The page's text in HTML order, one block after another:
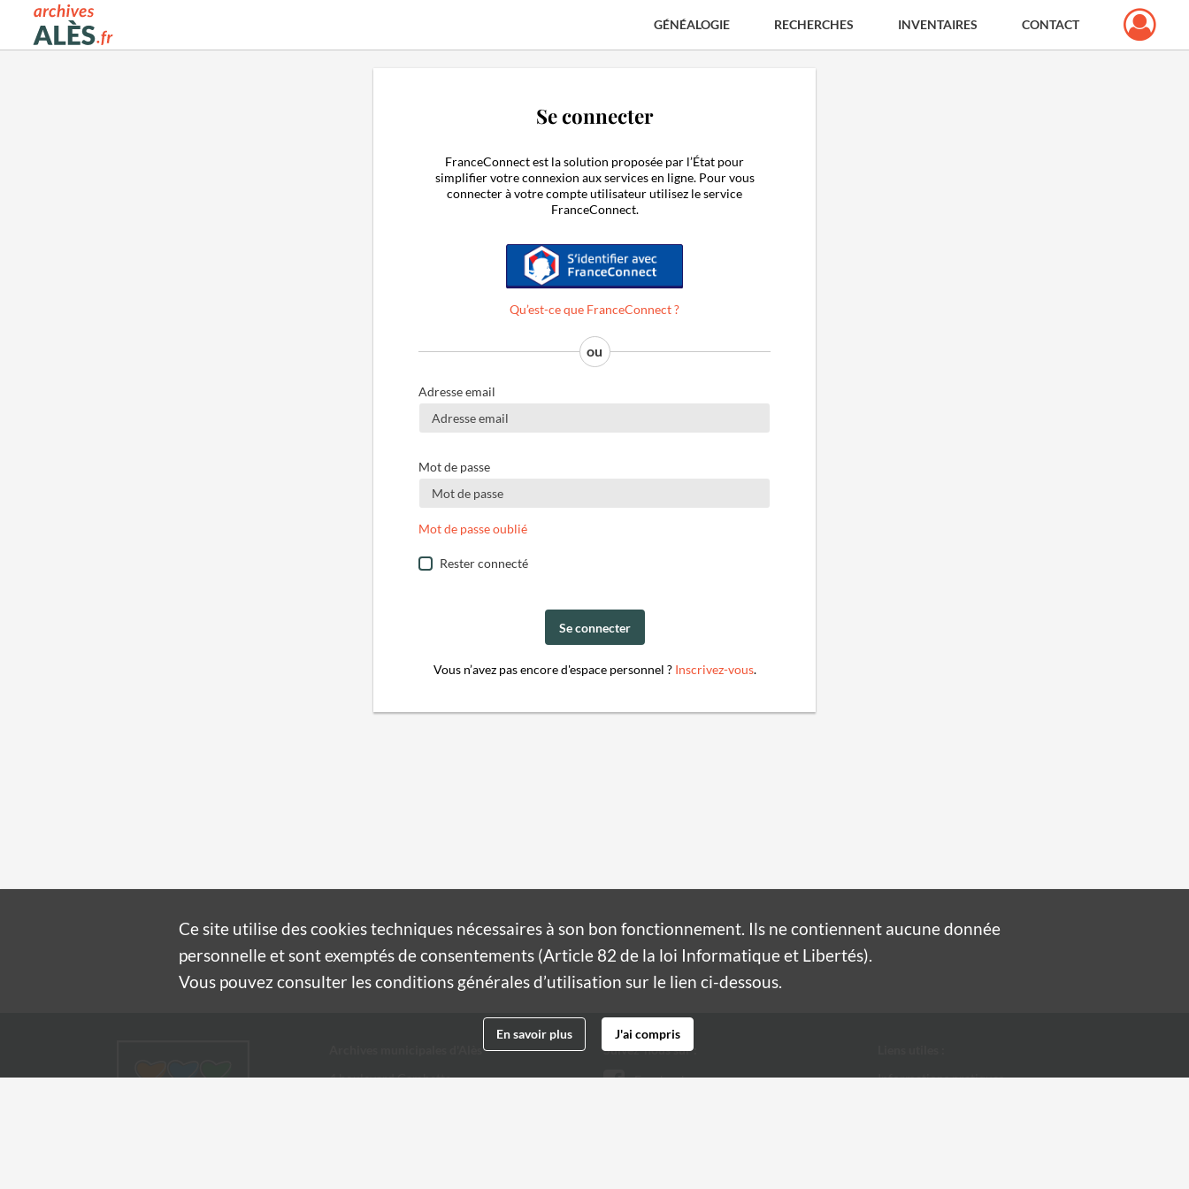
Archives municipales d'Alès GÉNÉALOGIE RECHERCHES INVENTAIRES CONTACT
Se connecter
FranceConnect est la solution proposée par l’État pour
simplifier votre connexion aux services en ligne. Pour vous
connecter à votre compte utilisateur utilisez le service
FranceConnect.
S'identifier avec FranceConnect
Qu’est-ce que FranceConnect ?
Adresse email
Mot de passe
Mot de passe oublié
Rester connecté
Se connecter
Vous n’avez pas encore d'espace personnel ? Inscrivez-vous.
4 boulevard Gambetta
Suivez-nous sur :
Facebook
Informations pratiques
Ce site utilise descookiestechniques nécessaires à son bon fonctionnement. Ils ne contiennent aucune donnée
personnelle et sont exemptés de consentements (Article 82 de la loi Informatique et Libertés).
Vous pouvez consulter les conditions générales d’utilisation sur le lien ci-dessous.
En savoir plus J'ai compris